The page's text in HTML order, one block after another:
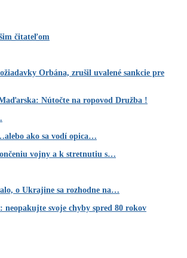
čitateľom
Orbána, zrušil uvalené sankcie pre
Nútočte na ropovod Družba !
ako sa vodí opica…
vojny a k stretnutiu s…
o Ukrajine sa rozhodne na…
neopakujte svoje chyby spred 80 rokov